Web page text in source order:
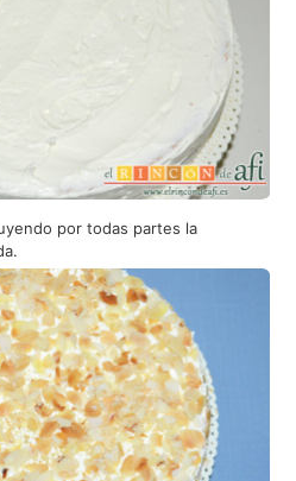
por todas partes la